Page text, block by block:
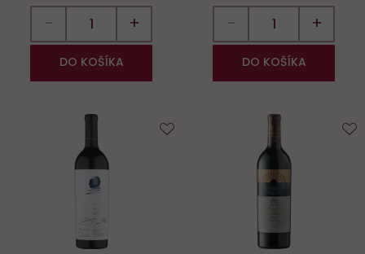
− +
DO KOŠÍKA
− +
DO KOŠÍKA